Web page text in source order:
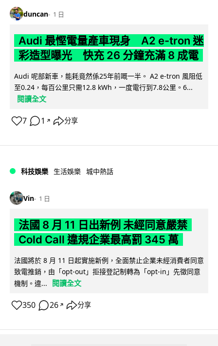
duncan 1 日
Audi 最慳電量產車現身 A2 e-tron 迷
彩造型曝光 快充 26 分鐘充滿 8 成電
Audi 呢部新車，能耗竟然係25年前嘅一半。 A2 e-tron 風阻低
至0.24，每百公里只需12.8 kWh，一度電行到7.8公里。6...
閱讀全文
7 1 ↗ 分享
科技娛樂 生活娛樂 城中熱話
Vin 1 日
法國 8 月 11 日出新例 未經同意嚴禁
Cold Call 違規企業最高罰 345 萬
法國將於 8 月 11 日起實施新例，全面禁止企業未經消費者同意
致電推銷，由「opt-out」拒接登記制轉為「opt-in」先徵同意
機制。違...
閱讀全文
350 26 ↗ 分享